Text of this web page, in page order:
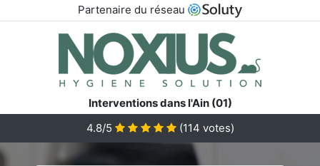
Partenaire du réseau
Interventions dans l'Ain (01)
4.8/5
(114 votes)